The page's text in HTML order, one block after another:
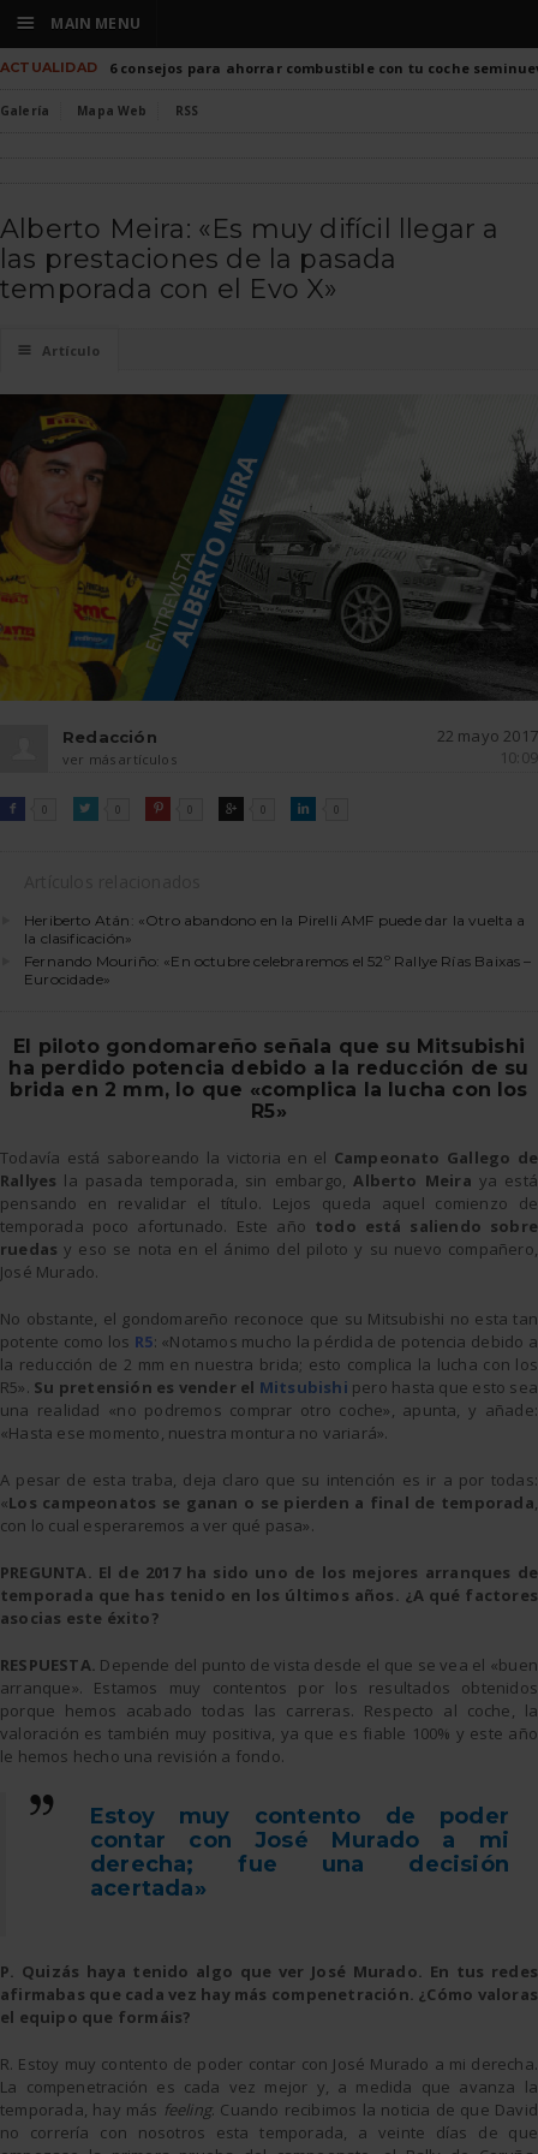
ACTUALIDAD 6 consejos para ahorrar combustible con tu coche
Galería Mapa Web RSS
Alberto Meira: «Es muy difícil llegar a
las prestaciones de la pasada
temporada con el Evo X»
☰ Artículo
Redacción
ver más artículos
22 mayo 2017
10:09

FACEBOOK
0 
TWITTER0 
PINTEREST
0 
GOOGLE0 
LINKEDIN
0
Heriberto Atán: «Otro abandono en la Pirelli AMF puede dar la vuelta a
la clasificación»
Fernando Mouriño: «En octubre celebraremos el 52º Rallye Rías Baixas –
Eurocidade»
El piloto gondomareño señala que su Mitsubishi
ha perdido potencia debido a la reducción de su
brida en 2 mm, lo que «complica la lucha con los
R5»
Todavía está saboreando la victoria en el Campeonato Gallego de
Rallyes la pasada temporada, sin embargo, Alberto Meira ya está
pensando en revalidar el título. Lejos queda aquel comienzo de
temporada poco afortunado. Este año todo está saliendo sobre
ruedas y eso se nota en el ánimo del piloto y su nuevo compañero,
José Murado.
No obstante, el gondomareño reconoce que su Mitsubishi no esta tan
potente como los R5: «Notamos mucho la pérdida de potencia debido a
la reducción de 2 mm en nuestra brida; esto complica la lucha con los
R5». Su pretensión es vender el Mitsubishi pero hasta que esto sea
una realidad «no podremos comprar otro coche», apunta, y añade:
«Hasta ese momento, nuestra montura no variará».
A pesar de esta traba, deja claro que su intención es ir a por todas:
«Los campeonatos se ganan o se pierden a final de temporada
con lo cual esperaremos a ver qué pasa».
PREGUNTA. El de 2017 ha sido uno de los mejores arranques de
temporada que has tenido en los últimos años. ¿A qué factores
asocias este éxito?
RESPUESTA. Depende del punto de vista desde el que se vea el «buen
arranque». Estamos muy contentos por los resultados obtenidos
porque hemos acabado todas las carreras. Respecto al coche, la
valoración es también muy positiva, ya que es fiable 100% y este año
le hemos hecho una revisión a fondo.
Estoy muy contento de poder
contar con José Murado a mi
derecha; fue una decisión
acertada»
P.
Quizás haya tenido algo que ver José Murado. En tus redes
afirmabas que cada vez hay más compenetración. ¿Cómo valoras
el equipo que formáis?
R. Estoy muy contento de poder contar con José Murado a mi derecha.
La compenetración es cada vez mejor y, a medida que avanza la
temporada, hay más feeling. Cuando recibimos la noticia de que David
no correría con nosotros esta temporada, a veinte días de que
☰ MAIN MENU